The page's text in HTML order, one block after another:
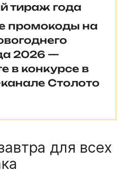
тираж года
промокоды на
2026 —
в конкурсе в
Столото
для всех